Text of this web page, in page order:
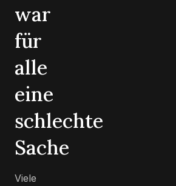
war
für
alle
eine
schlechte
Sache
Viele